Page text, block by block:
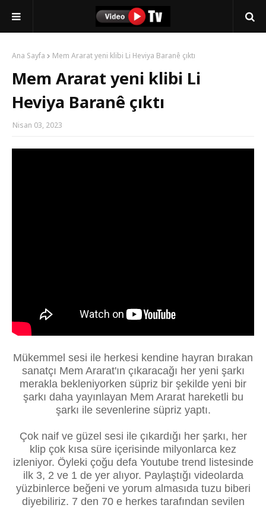
Ana Sayfa Mem Ararat yeni klibi Li Heviya Baranê çıktı
Mem Ararat yeni klibi Li
Heviya Baranê çıktı
Nisan 03, 2023
Mükemmel sesi ile herkesi kendine hayran bırakan
sanatçı Mem Ararat'ın çıkaracağı her yeni şarkı
merakla bekleniyorken süpriz bir şekilde yeni bir
şarkı daha yayınlayan Mem Ararat hareketli bu
şarkı ile sevenlerine süpriz yaptı.
Çok naif ve güzel sesi ile çıkardığı her şarkı, her
klip çok kısa süre içerisinde milyonlarca kez
izleniyor. Öyleki çoğu defa Youtube trend listesinde
ilk 3, 2 ve 1 de yer alıyor. Paylaştığı videolarda
yüzbinlerce beğeni ve yorum almasıda tuzu biberi
diyebiliriz. 7 den 70 e herkes tarafından sevilen